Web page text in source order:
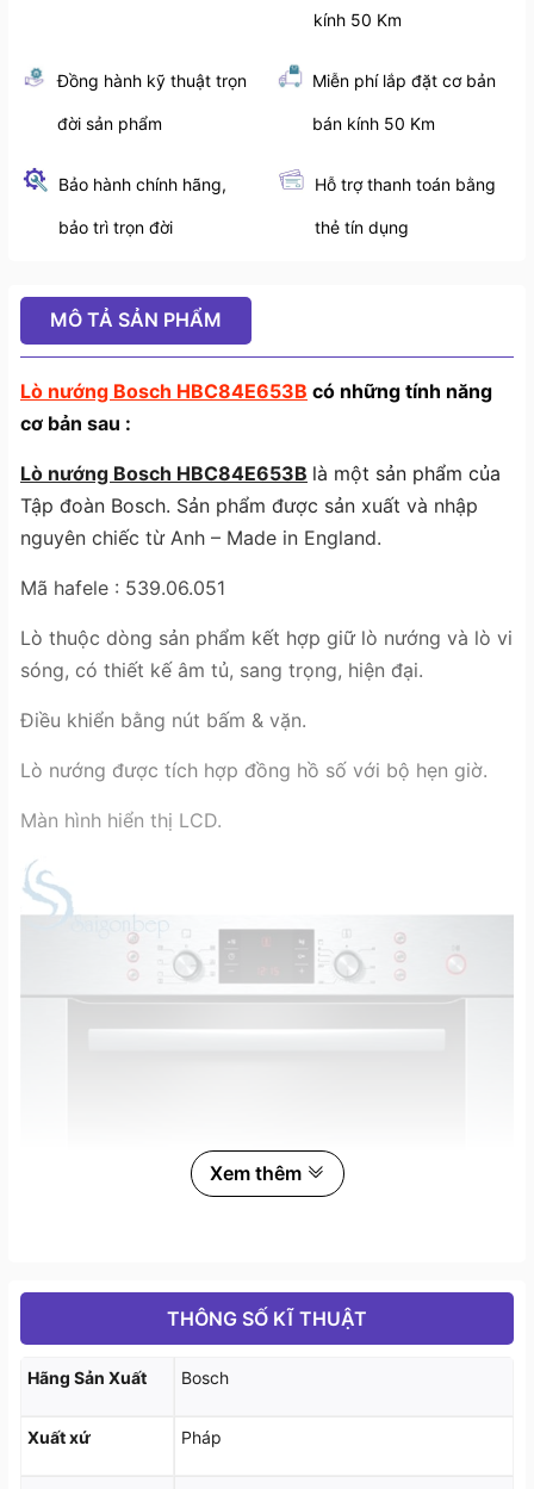
kính 50 Km
Đồng hành kỹ thuật trọn
đời sản phẩm
Miễn phí lắp đặt cơ bản
bán kính 50 Km
Bảo hành chính hãng,
bảo trì trọn đời
Hỗ trợ thanh toán bằng
thẻ tín dụng
MÔ TẢ SẢN PHẨM
Lò nướng Bosch HBC84E653B có những tính năng
cơ bản sau :
Lò nướng Bosch HBC84E653B là một sản phẩm của
Tập đoàn Bosch. Sản phẩm được sản xuất và nhập
nguyên chiếc từ Anh – Made in England.
Mã hafele : 539.06.051
Lò thuộc dòng sản phẩm kết hợp giữ lò nướng và lò vi
sóng, có thiết kế âm tủ, sang trọng, hiện đại.
Điều khiển bằng nút bấm & vặn.
Lò nướng được tích hợp đồng hồ số với bộ hẹn giờ.
Màn hình hiển thị LCD.
Lò nướng Bosch HBC84E653B
Xem thêm
THÔNG SỐ KĨ THUẬT
Hãng Sản Xuất Bosch
Xuất xứ Pháp